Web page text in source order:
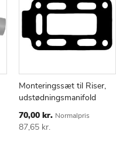
TILFØJ
TIL
ØNSKE
LISTE
SAMMENLIGN
Monteringssæt til Riser,
udstødningsmanifold
Special
Price
70,00 kr. Normalpris
87,65 kr.